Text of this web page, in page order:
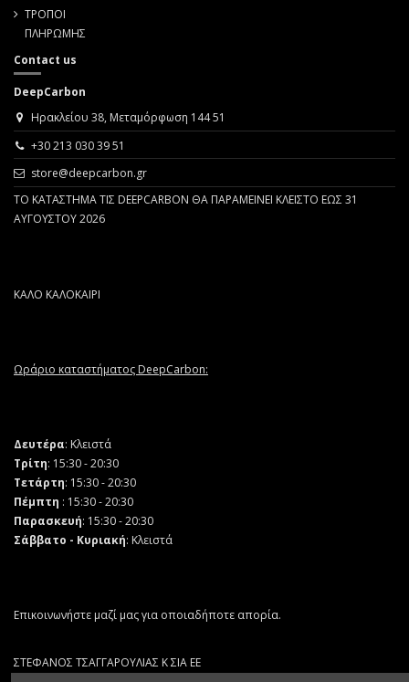
ΤΡΟΠΟΙ
ΠΛΗΡΩΜΗΣ
Contact us
DeepCarbon
Ηρακλείου 38, Μεταμόρφωση 144 51
+30 213 030 39 51
store@deepcarbon.gr
ΤΟ ΚΑΤΑΣΤΗΜΑ ΤΙΣ DEEPCARBON ΘΑ ΠΑΡΑΜΕΙΝΕΙ ΚΛΕΙΣΤΟ ΕΩΣ 31
ΑΥΓΟΥΣΤΟΥ 2026
ΚΑΛΟ ΚΑΛΟΚΑΙΡΙ
Ωράριο καταστήματος DeepCarbon:
Δευτέρα: Κλειστά
Τρίτη: 15:30 - 20:30
Τετάρτη: 15:30 - 20:30
Πέμπτη : 15:30 - 20:30
Παρασκευή: 15:30 - 20:30
Σάββατο - Κυριακή: Κλειστά
Επικοινωνήστε μαζί μας για οποιαδήποτε απορία.
ΣΤΕΦΑΝΟΣ ΤΣΑΓΓΑΡΟΥΛΙΑΣ Κ ΣΙΑ ΕΕ